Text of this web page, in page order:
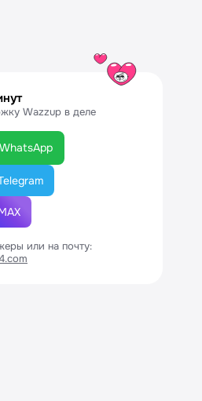
Wazzup в деле
или на почту: